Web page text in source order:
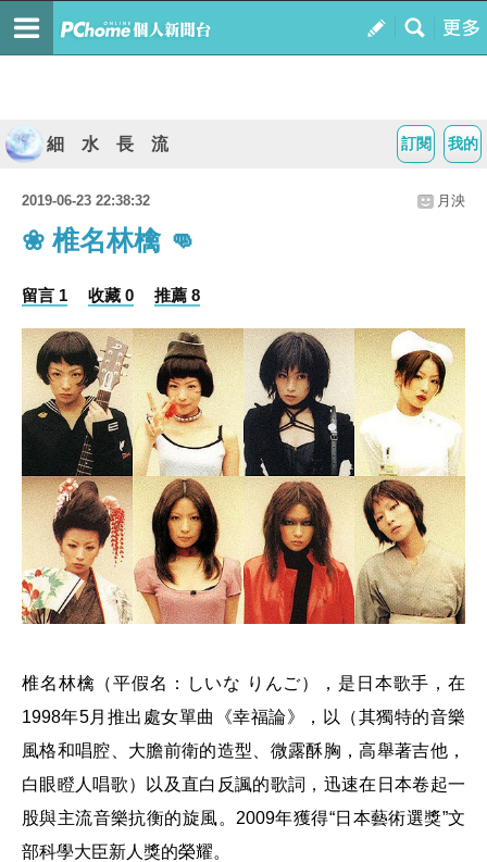
我的
訂閱
細 水 長 流
2019-06-23 22:38:32 月泱
❀ 椎名林檎 👊
留言 1 收藏 0 推薦 8
椎名林檎（平假名：しいな りんご），是日本歌手，在
1998年5月推出處女單曲《幸福論》，以（其獨特的音樂
風格和唱腔、大膽前衛的造型、微露酥胸，高舉著吉他，
白眼瞪人唱歌）以及直白反諷的歌詞，迅速在日本卷起一
股與主流音樂抗衡的旋風。2009年獲得“日本藝術選獎”文
部科學大臣新人獎的榮耀。